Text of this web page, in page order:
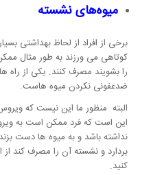
میوه‌های نشسته
برخی از افراد از لحاظ بهداشتی
کوتاهی می ورزند به طور مثال
را بشویند مصرف کنند. یکی از راه
ضدعفونی نکردن میوه هاست.
البته منظور ما این نیست که
این است که فرد ممکن است به
نداشته باشد و به میوه ها دست
بردارد و نشسته آن را مصرف کند از
کنید.